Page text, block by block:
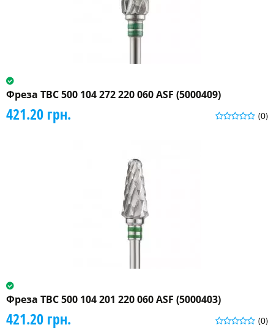
Фреза ТВС 500 104 272 220 060 ASF (5000409)
(0)
421.20 грн.
Фреза ТВС 500 104 201 220 060 ASF (5000403)
(0)
421.20 грн.